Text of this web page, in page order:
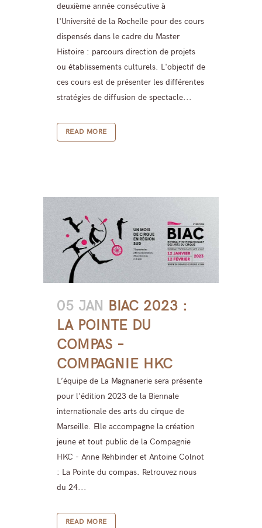
deuxième année consécutive à
l'Université de la Rochelle pour des cours
dispensés dans le cadre du Master
Histoire : parcours direction de projets
ou établissements culturels. L'objectif de
ces cours est de présenter les différentes
stratégies de diffusion de spectacle...
READ MORE
05 JAN BIAC 2023 :
LA POINTE DU
COMPAS –
COMPAGNIE HKC
L’équipe de La Magnanerie sera présente
pour l'édition 2023 de la Biennale
internationale des arts du cirque de
Marseille. Elle accompagne la création
jeune et tout public de la Compagnie
HKC - Anne Rehbinder et Antoine Colnot
: La Pointe du compas. Retrouvez nous
du 24...
READ MORE